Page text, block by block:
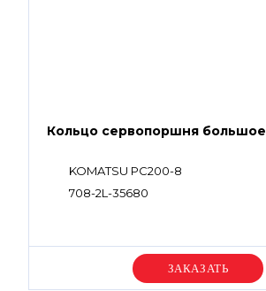
Кольцо сервопоршня большое
KOMATSU PC200-8
708-2L-35680
Уточняйте цену